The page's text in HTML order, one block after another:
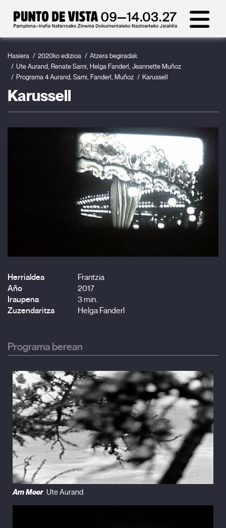
Hasiera 2020ko edizioa
Atzera begiradak
Ute Aurand, Renate Sami, Helga Fanderl, Jeannette Muñoz
Programa 4 Aurand, Sami, Fanderl, Muñoz
Karussell
Karussell
Herrialdea
Frantzia
Año
2017
Iraupena
3 min.
Zuzendaritza
Helga Fanderl
Programa berean
Am Meer. Ute Aurand